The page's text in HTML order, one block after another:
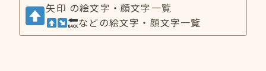
矢印 の絵文字・顔文字一覧
などの絵文字・顔文字一覧